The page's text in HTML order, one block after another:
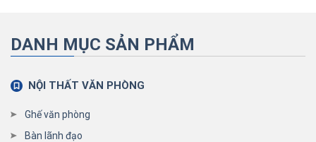
DANH MỤC SẢN PHẨM
NỘI THẤT VĂN PHÒNG
Ghế văn phòng
Bàn lãnh đạo